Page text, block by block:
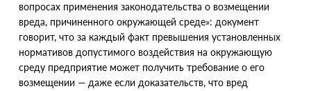
вопросах применения законодательства о возмещении
вреда, причиненного окружающей среде»: документ
говорит, что за каждый факт превышения установленных
нормативов допустимого воздействия на окружающую
среду предприятие может получить требование о его
возмещении — даже если доказательств, что вред